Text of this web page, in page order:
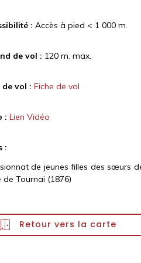
: Accès à pied < 1 000 m.
de vol : 120 m. max.
de vol : Fiche de vol
: Lien Vidéo
:
de jeunes filles des sœurs
Tournai (1876)
Retour vers la carte